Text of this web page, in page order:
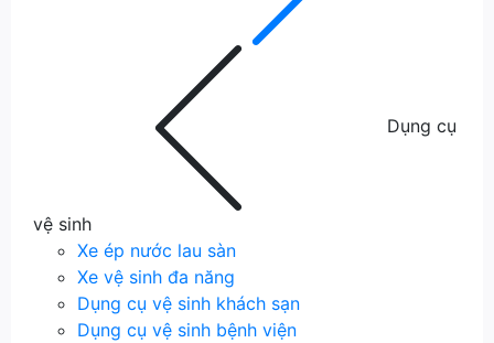
Dụng cụ
vệ sinh
Xe ép nước lau sàn
Xe vệ sinh đa năng
Dụng cụ vệ sinh khách sạn
Dụng cụ vệ sinh bệnh viện